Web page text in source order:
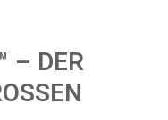
– DER